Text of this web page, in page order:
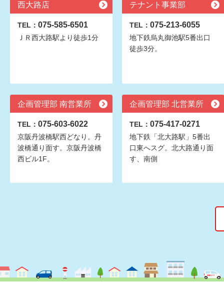
西大路店
TEL： 075-585-6501
ＪＲ西大路駅より徒歩1分
テナント事業部
TEL： 075-213-6055
地下鉄烏丸御池駅5番出口
徒歩3分。
企画管理部 南営業所
TEL： 075-603-6022
京阪丹波橋駅西どなり。丹
波橋通り面す。京阪丹波橋
西ビル1F。
企画管理部 北営業所
TEL： 075-417-0271
地下鉄「北大路駅」5番出
口東へスグ。北大路通り面
す、南側